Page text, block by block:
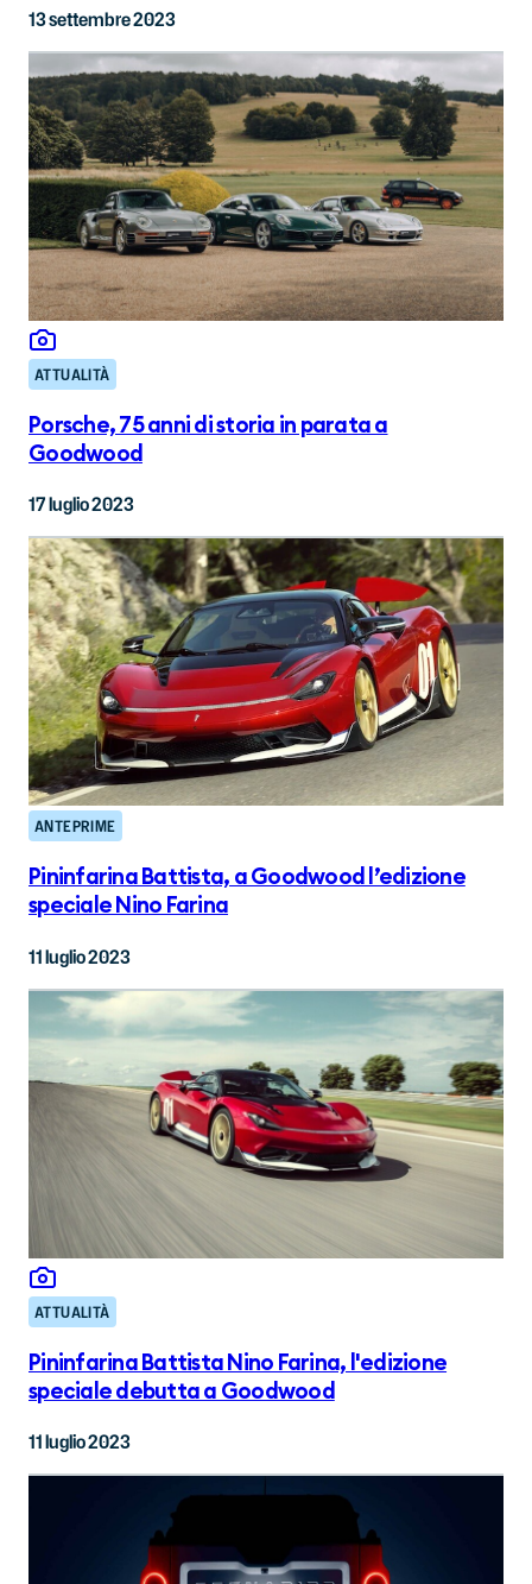
13 settembre 2023
ATTUALITÀ
Porsche, 75 anni di storia in parata a
Goodwood
17 luglio 2023
ANTEPRIME
Pininfarina Battista, a Goodwood l’edizione
speciale Nino Farina
11 luglio 2023
ATTUALITÀ
Pininfarina Battista Nino Farina, l'edizione
speciale debutta a Goodwood
11 luglio 2023